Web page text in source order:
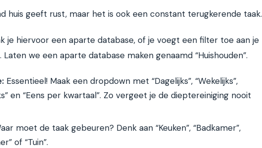
huis geeft rust, maar het is ook een constant terugkerende taak.
je hiervoor een aparte database, of je voegt een filter toe aan je
Laten we een aparte database maken genaamd “Huishouden”.
Essentieel! Maak een dropdown met “Dagelijks”, “Wekelijks”,
en “Eens per kwartaal”. Zo vergeet je de dieptereiniging nooit
moet de taak gebeuren? Denk aan “Keuken”, “Badkamer”,
of “Tuin”.